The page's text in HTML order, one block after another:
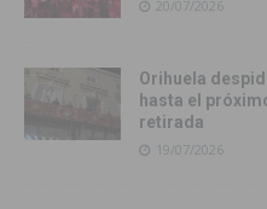
20/07/2026
Orihuela
hasta el
retirada
19/07/2026